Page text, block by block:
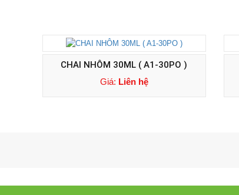
CHAI NHÔM 30ML ( A1-30PO )
Giá: Liên hệ